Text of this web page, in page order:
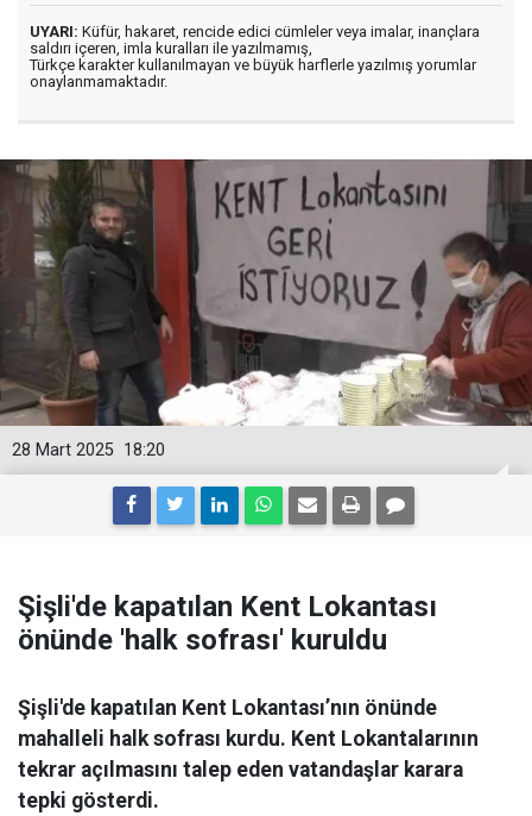
UYARI: Küfür, hakaret, rencide edici cümleler veya imalar, inançlara
saldırı içeren, imla kuralları ile yazılmamış,
Türkçe karakter kullanılmayan ve büyük harflerle yazılmış yorumlar
onaylanmamaktadır.
18:20
28 Mart 2025
Şişli'de kapatılan Kent Lokantası
önünde 'halk sofrası' kuruldu
Şişli'de kapatılan Kent Lokantası’nın önünde
mahalleli halk sofrası kurdu. Kent Lokantalarının
tekrar açılmasını talep eden vatandaşlar karara
tepki gösterdi.